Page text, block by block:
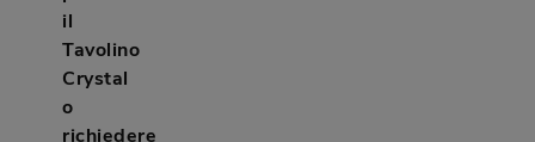
il
Tavolino
Crystal
o
richiedere